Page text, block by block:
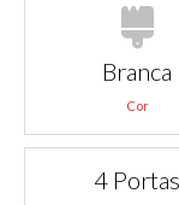
Branca
Cor
4 Portas